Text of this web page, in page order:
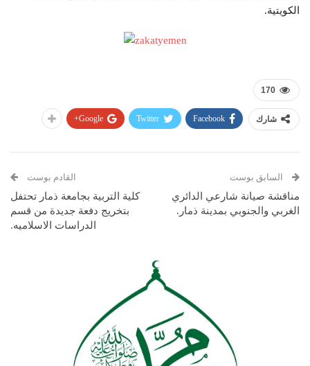
الكويتية.
170
شارك Facebook
Twitter
Google+
السابق بوست
مناقشة صيانة شارعي الدائري
الغربي والجنوبي بمدينة ذمار.
القادم بوست
كلية التربية بجامعة ذمار تحتفل
بتخريج دفعة جديدة من قسم
الدراسات الاسلاميه.